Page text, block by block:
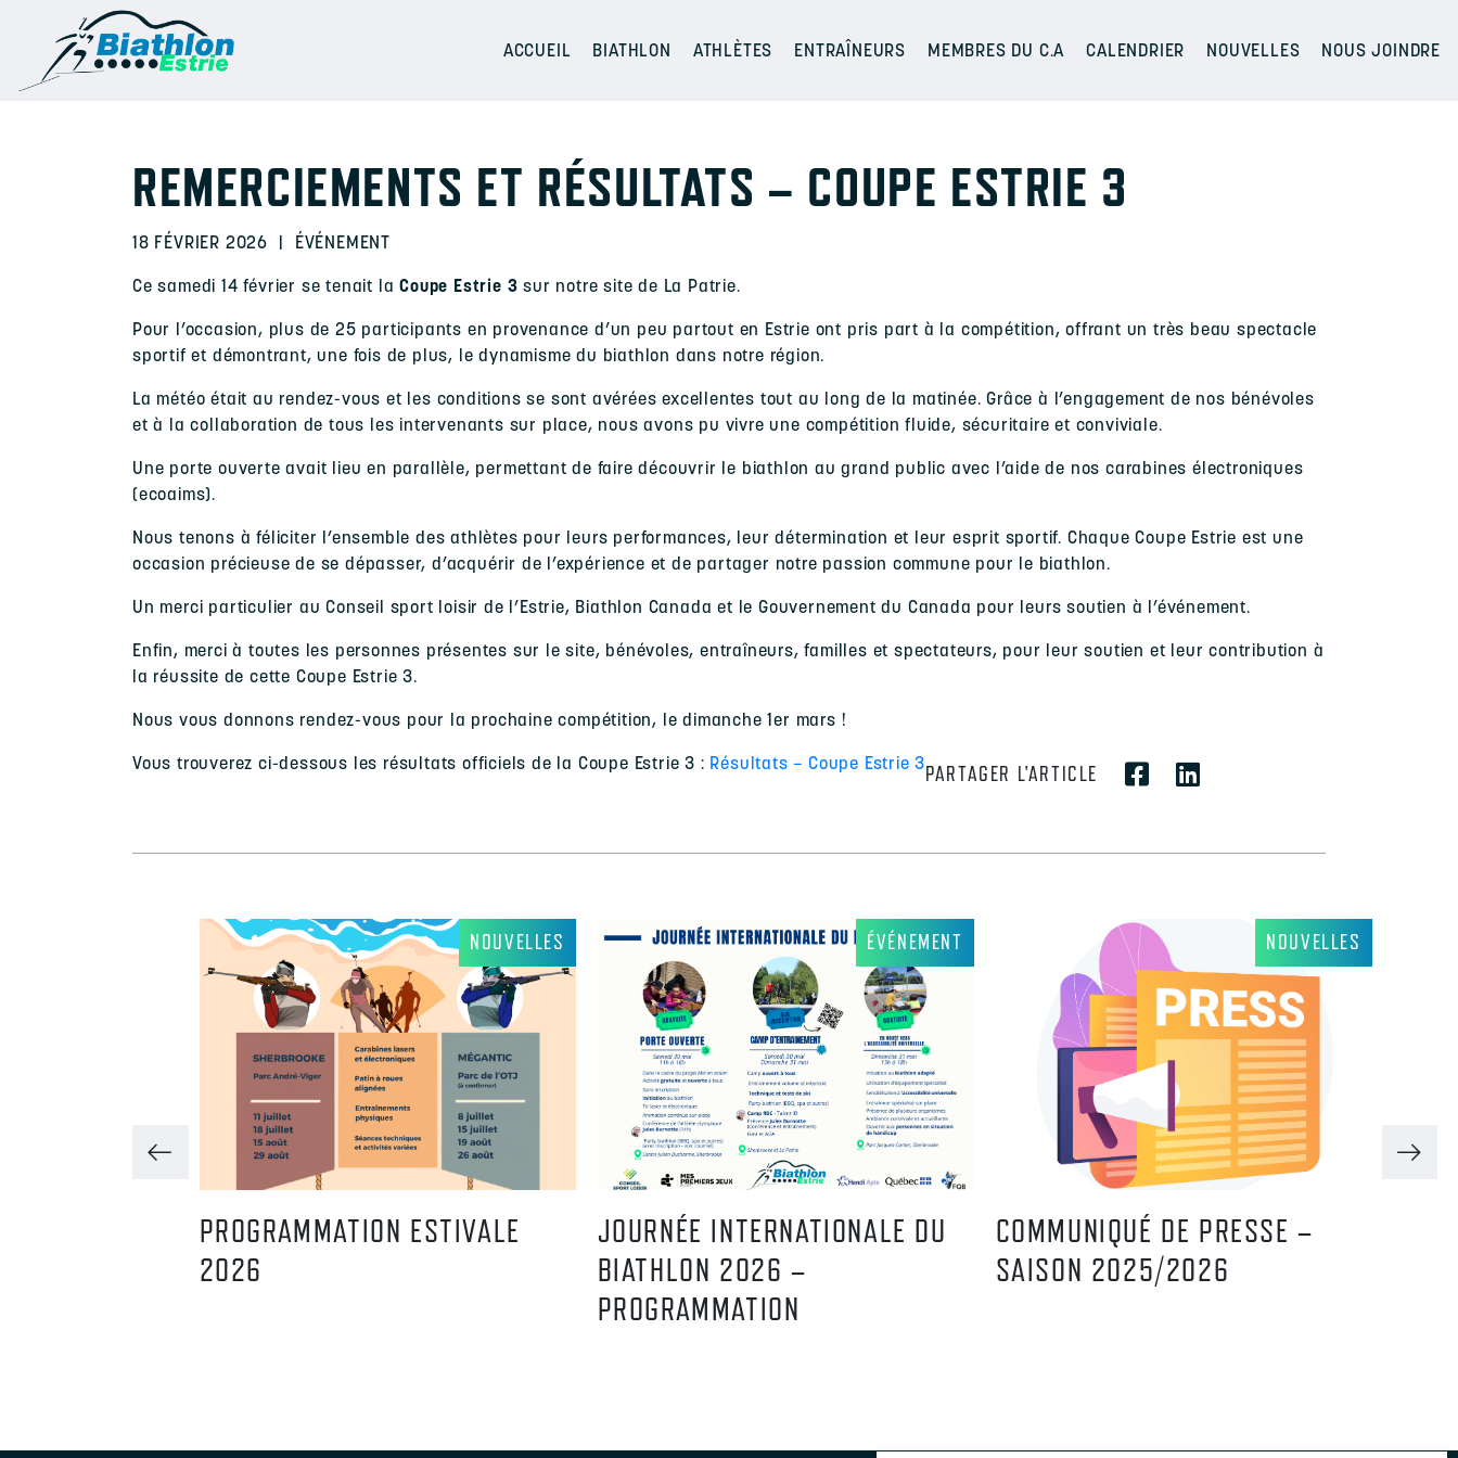
ACCUEIL BIATHLON ATHLÈTES ENTRAÎNEURS MEMBRES DU C.A CALENDRIER NOUVELLES NOUS JOINDRE
REMERCIEMENTS ET RÉSULTATS – COUPE ESTRIE 3
18 FÉVRIER 2026 |
ÉVÉNEMENT
Ce samedi 14 février se tenait laCoupe Estrie 3 sur notre site de La Patrie.
Pour l’occasion, plus de 25 participants en provenance d’un peu partout en Estrie ont pris part à la compétition, offrant un très beau spectacle
sportif et démontrant, une fois de plus, le dynamisme du biathlon dans notre région.
La météo était au rendez-vous et les conditions se sont avérées excellentes tout au long de la matinée. Grâce à l’engagement de nos bénévoles
et à la collaboration de tous les intervenants sur place, nous avons pu vivre une compétition fluide, sécuritaire et conviviale.
Une porte ouverte avait lieu en parallèle, permettant de faire découvrir le biathlon au grand public avec l’aide de nos carabines électroniques
(ecoaims).
Nous tenons à féliciter l’ensemble des athlètes pour leurs performances, leur détermination et leur esprit sportif. Chaque Coupe Estrie est une
occasion précieuse de se dépasser, d’acquérir de l’expérience et de partager notre passion commune pour le biathlon.
Un merci particulier au Conseil sport loisir de l’Estrie, Biathlon Canada et le Gouvernement du Canada pour leurs soutien à l’événement.
Enfin, merci à toutes les personnes présentes sur le site, bénévoles, entraîneurs, familles et spectateurs, pour leur soutien et leur contribution à
la réussite de cette Coupe Estrie 3.
Nous vous donnons rendez-vous pour la prochaine compétition, le dimanche 1er mars !
Vous trouverez ci-dessous les résultats officiels de la Coupe Estrie 3 : Résultats – Coupe Estrie 3PARTAGER L'ARTICLE
NOUVELLES
PROGRAMMATION ESTIVALE
2026
ÉVÉNEMENT
JOURNÉE INTERNATIONALE DU
BIATHLON 2026 –
PROGRAMMATION
NOUVELLES
COMMUNIQUÉ DE PRESSE –
SAISON 2025/2026